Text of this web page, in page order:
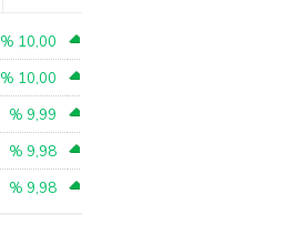
% 10,00
% 10,00
% 9,99
% 9,98
% 9,98